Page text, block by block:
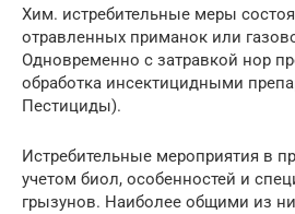
Хим. истребительные меры
отравленных приманок или
Одновременно с затравкой нор
обработка инсектицидными
Пестициды).
Истребительные мероприятия в
учетом биол, особенностей и
грызунов. Наиболее общими из